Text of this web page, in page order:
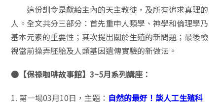
這份訓令是獻給主內的天主教徒，及所有追求真理的
人。全文共分三部分：首先重申人類學、神學和倫理學乃
基本元素的重要性；其次提出關於生殖的新問題；最後檢
視當前操弄胚胎及人類基因遺傳實驗的新做法。
●【保祿咖啡故事館】3~5月系列講座：
1. 第一場03月10日，主題： 自然的最好！談人工生殖科